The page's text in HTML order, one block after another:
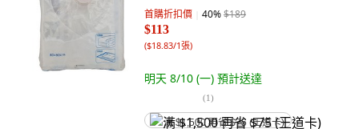
首購折扣價 40%$189
$113
($18.83/1張)
明天 8/10 (一) 預計送達
(1)
满 $1,500 再省 $75 (王道卡)